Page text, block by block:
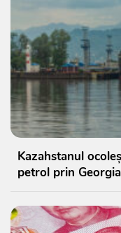
Kazahstanul
petrol prin Georgia